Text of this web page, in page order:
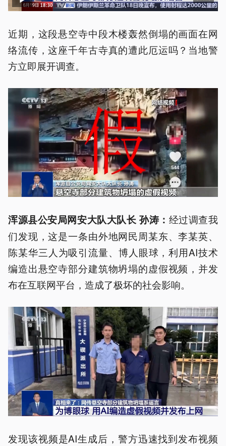
近期，这段悬空寺中段木楼轰然倒塌的画面在网
络流传，这座千年古寺真的遭此厄运吗？当地警
方立即展开调查。
浑源县公安局网安大队大队长 孙涛： 经过调查我
们发现，这是一条由外地网民周某东、李某英、
陈某华三人为吸引流量、博人眼球，利用AI技术
编造出悬空寺部分建筑物坍塌的虚假视频，并发
布在互联网平台，造成了极坏的社会影响。
发现该视频是AI生成后，警方迅速找到发布视频